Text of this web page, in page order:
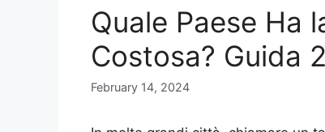
Quale Paese Ha
Costosa? Guida
February 14, 2024